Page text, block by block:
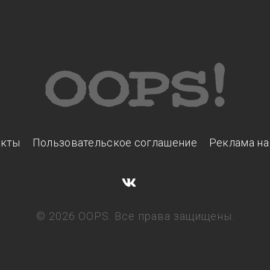
Пользовательское соглашение Реклама на
© 2026 OOPS. Все права защищены.